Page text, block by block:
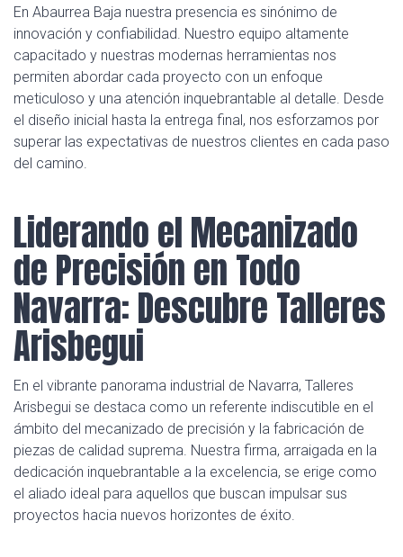
En Abaurrea Baja nuestra presencia es sinónimo de
innovación y confiabilidad. Nuestro equipo altamente
capacitado y nuestras modernas herramientas nos
permiten abordar cada proyecto con un enfoque
meticuloso y una atención inquebrantable al detalle. Desde
el diseño inicial hasta la entrega final, nos esforzamos por
superar las expectativas de nuestros clientes en cada paso
del camino.
Liderando el Mecanizado
de Precisión en Todo
Navarra: Descubre Talleres
Arisbegui
En el vibrante panorama industrial de Navarra, Talleres
Arisbegui se destaca como un referente indiscutible en el
ámbito del mecanizado de precisión y la fabricación de
piezas de calidad suprema. Nuestra firma, arraigada en la
dedicación inquebrantable a la excelencia, se erige como
el aliado ideal para aquellos que buscan impulsar sus
proyectos hacia nuevos horizontes de éxito.